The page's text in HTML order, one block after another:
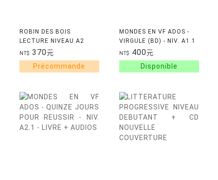
ROBIN DES BOIS
LECTURE NIVEAU A2
NT$ 370元
MONDES EN VF ADOS -
VIRGULE (BD) - NIV. A1.1
- LIVRE + AUDIOS
NT$ 400元